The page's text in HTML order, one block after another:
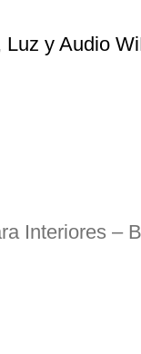
y Audio
Interiores –